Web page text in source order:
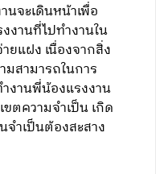
นจะเดินหน้าเพื่อ
งานที่ไปทำงานใน
ยแฝง เนื่องจากสิ่ง
มสามารถในการ
งานพี่น้องแรงงาน
ตความจำเป็น เกิด
ำเป็นต้องสะสาง